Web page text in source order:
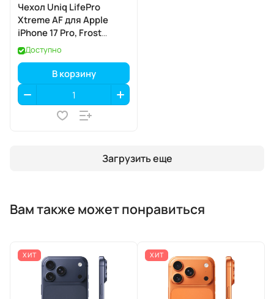
Чехол Uniq LifePro
Xtreme AF для Apple
iPhone 17 Pro, Frost
Clear/White (матовый
прозрачный/белый),
MagSafe
Доступно
В корзину
Загрузить еще
Вам также может понравиться
ХИТ ХИТ